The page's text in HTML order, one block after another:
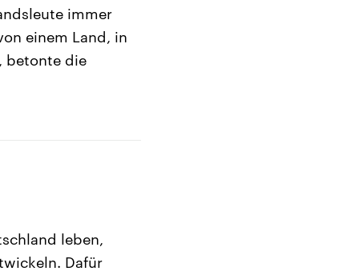
immer
einem Land, in
betonte die
leben,
Dafür